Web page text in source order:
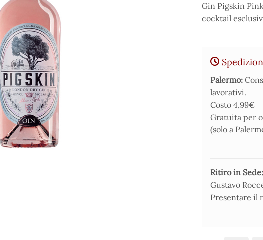
Gin Pigskin
cocktail
Palermo:
lavorativi.
Costo 4,99€
Gratuita per
(solo a
Ritiro in Sede:
Gustavo
Presentare il